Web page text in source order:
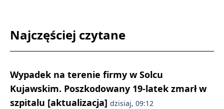
Najczęściej czytane
Wypadek na terenie firmy w Solcu
Kujawskim. Poszkodowany 19-latek zmarł w
szpitalu [aktualizacja] dzisiaj, 09:12